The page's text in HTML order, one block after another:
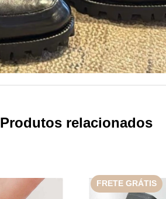
Produtos relacionados
FRETE GRÁTIS